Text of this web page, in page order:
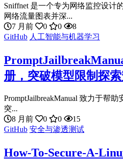
Sniffnet 是一个专为网络监控设计
网络流量图表并深...
7 月前
0 0
8
GitHub 人工智能与机器学习
册，突破模型限制探
PromptJailbreakManual 致力于帮
突...
8 月前
0 0
15
GitHub 安全与渗透测试
How-To-Secure-A-